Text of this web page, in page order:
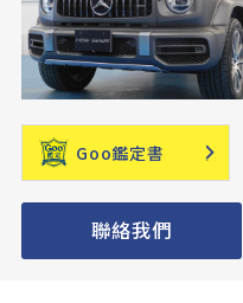
Goo鑑定書
聯絡我們